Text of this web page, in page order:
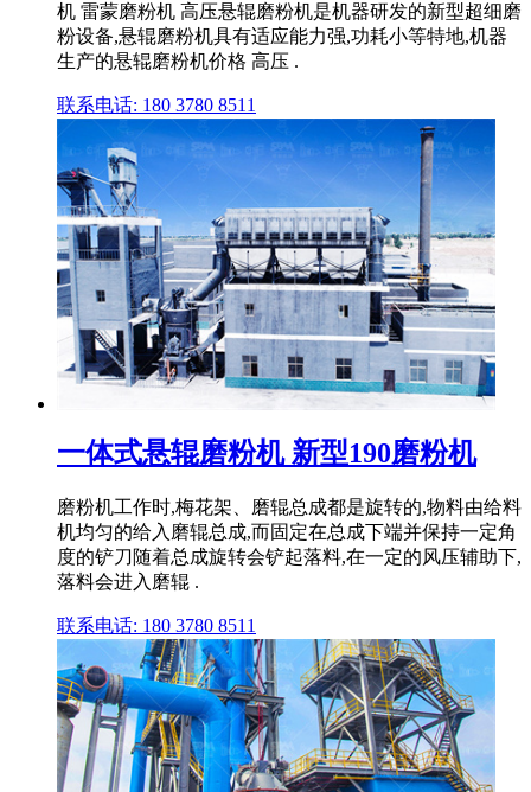
机 雷蒙磨粉机 高压悬辊磨粉机是机器研发的新型超细磨
粉设备,悬辊磨粉机具有适应能力强,功耗小等特地,机器
生产的悬辊磨粉机价格 高压 .
联系电话: 180 3780 8511
一体式悬辊磨粉机 新型190磨粉机
磨粉机工作时,梅花架、磨辊总成都是旋转的,物料由给料
机均匀的给入磨辊总成,而固定在总成下端并保持一定角
度的铲刀随着总成旋转会铲起落料,在一定的风压辅助下,
落料会进入磨辊 .
联系电话: 180 3780 8511